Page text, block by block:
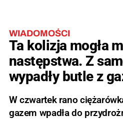
WIADOMOŚCI
Ta kolizja mogła
następstwa. Z
wypadły butle z
W czwartek rano
gazem wpadła do